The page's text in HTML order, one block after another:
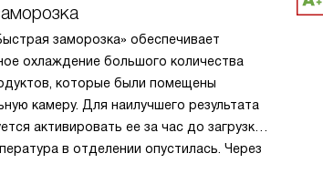
её подтапливает. Это облегчает
заморозка» обеспечивает
охлаждение большого количества
которые были помещены
камеру. Для наилучшего результата
активировать ее за час до загрузки,
в отделении опустилась. Через